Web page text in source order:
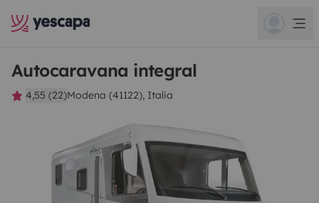
Autocaravana integral
4,55 (22)Modena (41122), Italia